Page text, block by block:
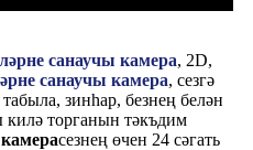
санаучы камера, 2D,
санаучы камера, сезгә
зинһар, безнең белән
килә торганын тәкъдим
сезнең өчен 24 сәгать